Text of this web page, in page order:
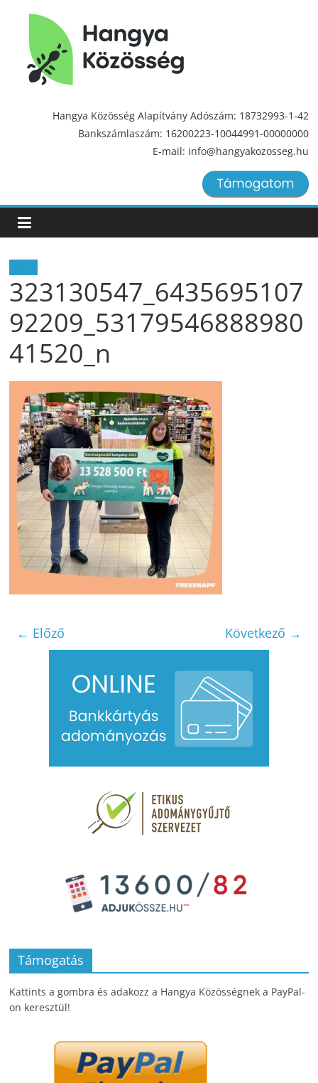
Hangya
Közösség
Hangya Közösség Alapítvány Adószám: 18732993-1-42
Bankszámlaszám: 16200223-10044991-00000000
E-mail: info@hangyakozosseg.hu
323130547_6435695107
92209_53179546888980
41520_n
← Előző Következő →
Támogatás
Kattints a gombra és adakozz a Hangya Közösségnek a PayPal-
on keresztül!